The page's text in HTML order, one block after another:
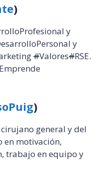
)
y
y
#Valores#RSE.
)
general y del
en motivación,
trabajo en equipo y